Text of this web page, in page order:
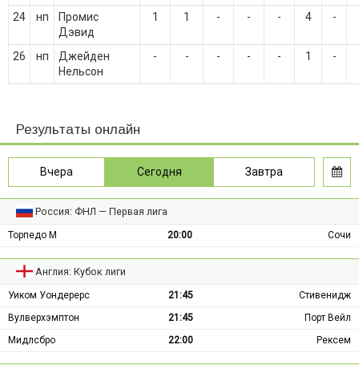
24 нп
Промис
Дэвид
1 1 - - - 4 -
26 нп
Джейден
Нельсон
- - - - - 1 -
Результаты онлайн
Вчера Сегодня Завтра
Россия: ФНЛ — Первая лига
Торпедо М 20:00 Сочи
Англия: Кубок лиги
Уиком Уондерерс 21:45
Стивенидж
Вулверхэмптон
21:45
Порт Вейл
Мидлсбро
22:00 Рексем